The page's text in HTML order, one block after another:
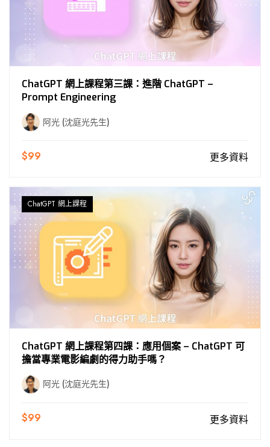
ChatGPT 網上課程第三課：進階 ChatGPT –
Prompt Engineering
阿光 (沈庭光先生)
$99 更多資料
ChatGPT 網上課程
ChatGPT 網上課程第四課：應用個案 – ChatGPT 可
擔當專業電影編劇的得力助手嗎？
阿光 (沈庭光先生)
$99 更多資料